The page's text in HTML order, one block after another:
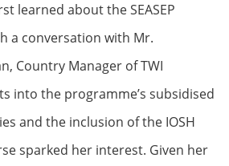
learned about the SEASEP
a conversation with Mr.
Country Manager of TWI
into the programme’s subsidised
and the inclusion of the IOSH
sparked her interest. Given her